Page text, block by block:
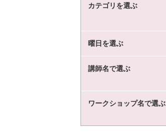
カテゴリを選ぶ
曜日を選ぶ
講師名で選ぶ
ワークショップ名で選ぶ